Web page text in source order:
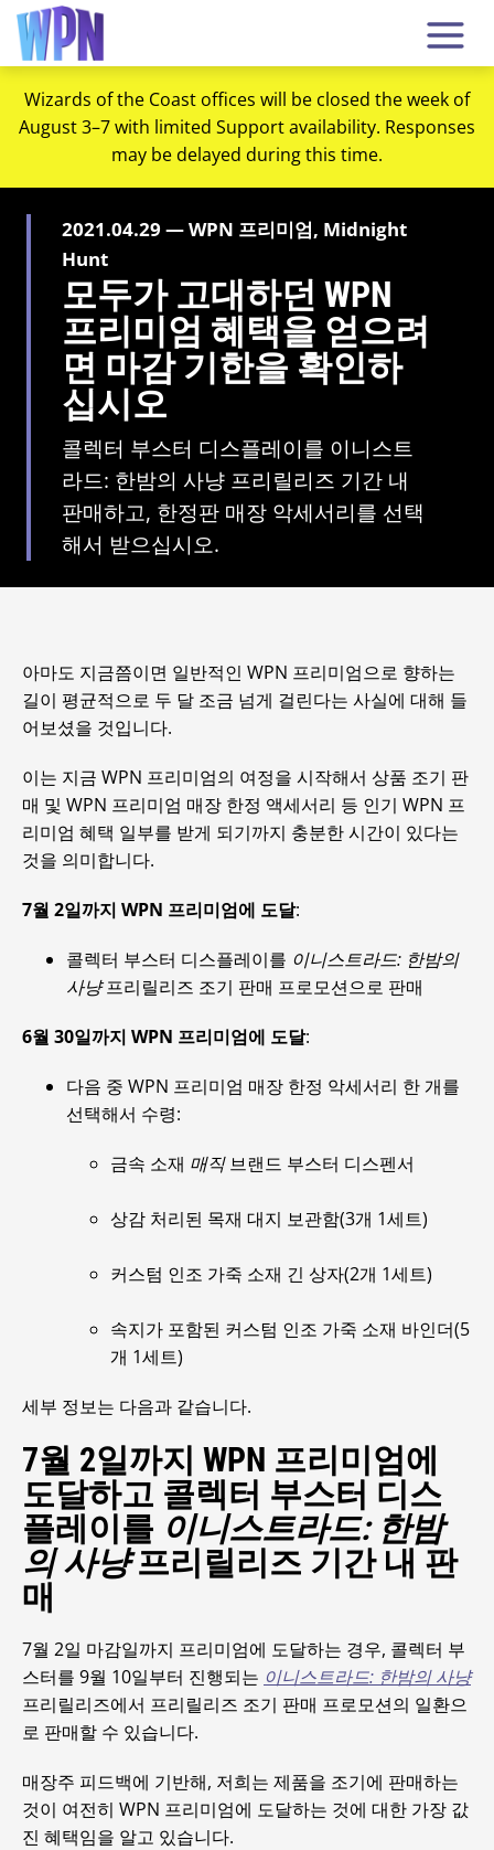
Wizards of the Coast offices will be closed the week of
August 3–7 with limited Support availability. Responses
may be delayed during this time.
2021.04.29 — WPN 프리미엄, Midnight
Hunt
모두가 고대하던 WPN
프리미엄 혜택을 얻으려
면 마감 기한을 확인하
십시오
콜렉터 부스터 디스플레이를 이니스트
라드: 한밤의 사냥 프리릴리즈 기간 내
판매하고, 한정판 매장 악세서리를 선택
해서 받으십시오.
아마도 지금쯤이면 일반적인 WPN 프리미엄으로 향하는
길이 평균적으로 두 달 조금 넘게 걸린다는 사실에 대해 들
어보셨을 것입니다.
이는 지금 WPN 프리미엄의 여정을 시작해서 상품 조기 판
매 및 WPN 프리미엄 매장 한정 액세서리 등 인기 WPN 프
리미엄 혜택 일부를 받게 되기까지 충분한 시간이 있다는
것을 의미합니다.
7월 2일까지 WPN 프리미엄에 도달:
콜렉터 부스터 디스플레이를 이니스트라드: 한밤의
사냥프리릴리즈 조기 판매 프로모션으로 판매
6월 30일까지 WPN 프리미엄에 도달:
다음 중 WPN 프리미엄 매장 한정 악세서리 한 개를
선택해서 수령:
금속 소재 매직브랜드 부스터 디스펜서
상감 처리된 목재 대지 보관함(3개 1세트)
커스텀 인조 가죽 소재 긴 상자(2개 1세트)
속지가 포함된 커스텀 인조 가죽 소재 바인더(5
개 1세트)
세부 정보는 다음과 같습니다.
7월 2일까지 WPN 프리미엄에
도달하고 콜렉터 부스터 디스
플레이를 이니스트라드: 한밤
의 사냥프리릴리즈 기간 내 판
매
7월 2일 마감일까지 프리미엄에 도달하는 경우, 콜렉터 부
스터를 9월 10일부터 진행되는 이니스트라드: 한밤의 사냥
프리릴리즈에서 프리릴리즈 조기 판매 프로모션의 일환으
로 판매할 수 있습니다.
매장주 피드백에 기반해, 저희는 제품을 조기에 판매하는
것이 여전히 WPN 프리미엄에 도달하는 것에 대한 가장 값
진 혜택임을 알고 있습니다.